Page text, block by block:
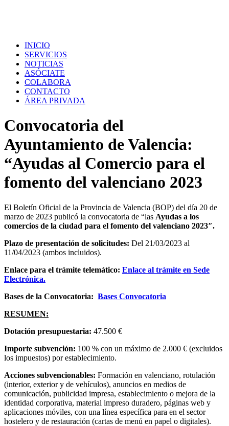
INICIO
SERVICIOS
NOTICIAS
ASÓCIATE
COLABORA
CONTACTO
ÁREA PRIVADA
Convocatoria del
Ayuntamiento de Valencia:
“Ayudas al Comercio para el
fomento del valenciano 2023
El Boletín Oficial de la Provincia de Valencia (BOP) del día 20 de
marzo de 2023 publicó la convocatoria de “las Ayudas a los
comercios de la ciudad para el fomento del valenciano 2023″.
Plazo de presentación de solicitudes: Del 21/03/2023 al
11/04/2023 (ambos incluidos).
Enlace para el trámite telemático: Enlace al trámite en Sede
Electrónica.
Bases de la Convocatoria: Bases Convocatoria
RESUMEN:
Dotación presupuestaria: 47.500 €
Importe subvención: 100 % con un máximo de 2.000 € (excluidos
los impuestos) por establecimiento.
Acciones subvencionables: Formación en valenciano, rotulación
(interior, exterior y de vehículos), anuncios en medios de
comunicación, publicidad impresa, establecimiento o mejora de la
identidad corporativa, material impreso duradero, páginas web y
aplicaciones móviles, con una línea específica para en el sector
hostelero y de restauración (cartas de menú en papel o digitales).